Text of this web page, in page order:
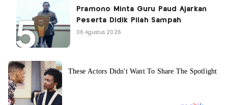
Pramono Minta Guru Paud Ajarkan
Peserta Didik Pilah Sampah
06 Agustus 2026